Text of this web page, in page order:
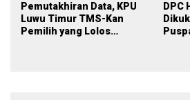
Pemutakhiran Data, KPU
Luwu Timur TMS-Kan
Pemilih yang Lolos
DPC